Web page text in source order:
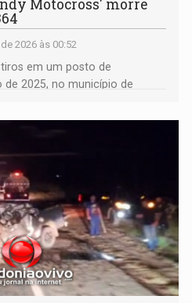
Motocross' morre
2026 às 00:52
em um posto de
2025, no município de